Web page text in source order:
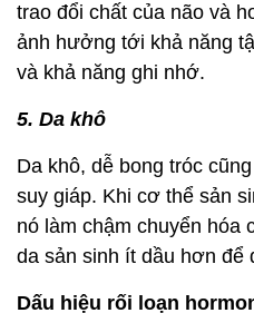
trao đổi chất của não và
ảnh hưởng tới khả năng
và khả năng ghi nhớ.
5. Da khô
Da khô, dễ bong tróc
suy giáp. Khi cơ thể sản
nó làm chậm chuyển hóa
da sản sinh ít dầu hơn để
Dấu hiệu rối loạn